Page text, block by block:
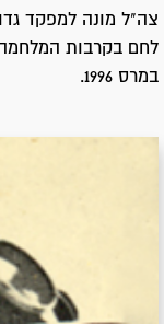
לחם בקרבות
במרס 1996.